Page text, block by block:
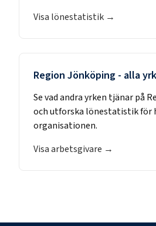
Visa lönestatistik →
Region Jönköping - alla
Se vad andra yrken tjänar på
och utforska lönestatistik för
organisationen.
Visa arbetsgivare →